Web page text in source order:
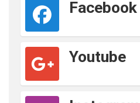
Facebook
Youtube